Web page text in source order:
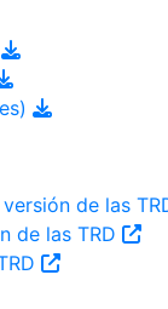
de las
de las TRD